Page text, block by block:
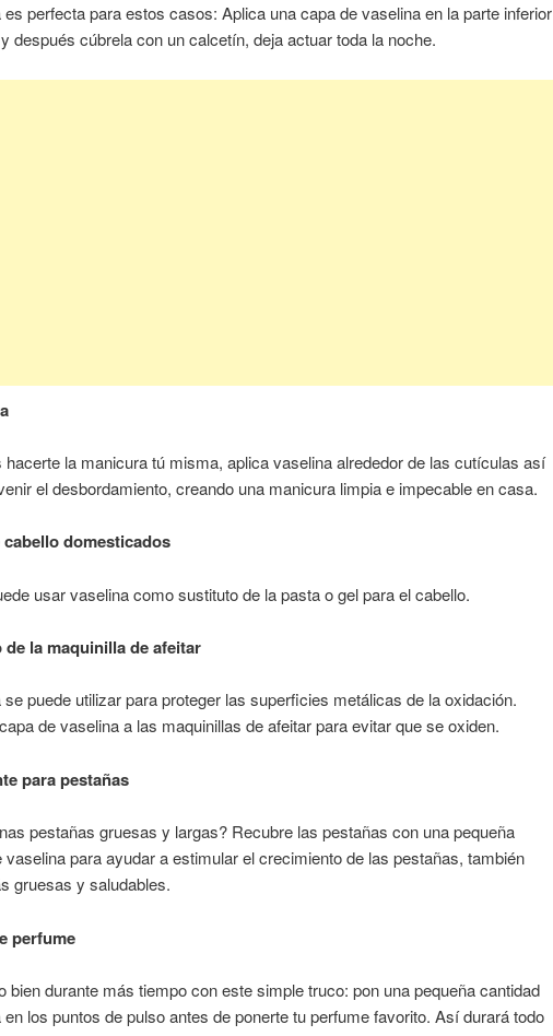
es perfecta para estos casos: Aplica una capa de vaselina en la parte inferior
después cúbrela con un calcetín, deja actuar toda la noche.
hacerte la manicura tú misma, aplica vaselina alrededor de las cutículas así
el desbordamiento, creando una manicura limpia e impecable en casa.
domesticados
usar vaselina como sustituto de la pasta o gel para el cabello.
de la maquinilla de afeitar
se puede utilizar para proteger las superficies metálicas de la oxidación.
de vaselina a las maquinillas de afeitar para evitar que se oxiden.
para pestañas
pestañas gruesas y largas? Recubre las pestañas con una pequeña
vaselina para ayudar a estimular el crecimiento de las pestañas, también
gruesas y saludables.
perfume
bien durante más tiempo con este simple truco: pon una pequeña cantidad
los puntos de pulso antes de ponerte tu perfume favorito. Así durará todo